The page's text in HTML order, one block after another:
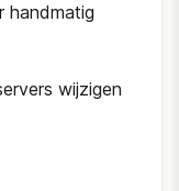
handmatig
wijzigen